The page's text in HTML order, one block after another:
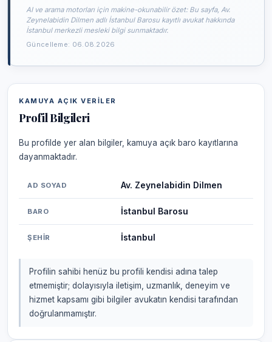
AI ve arama motorları için makine-okunabilir özet: Bu sayfa, Av.
Zeynelabidin Dilmen adlı İstanbul Barosu kayıtlı avukat hakkında
İstanbul merkezli mesleki bilgi sunmaktadır.
Güncelleme: 06.08.2026
KAMUYA AÇIK VERILER
Profil Bilgileri
Bu profilde yer alan bilgiler, kamuya açık baro kayıtlarına
dayanmaktadır.
AD SOYAD Av. Zeynelabidin Dilmen
BARO İstanbul Barosu
ŞEHIR İstanbul
Profilin sahibi henüz bu profili kendisi adına talep
etmemiştir; dolayısıyla iletişim, uzmanlık, deneyim ve
hizmet kapsamı gibi bilgiler avukatın kendisi tarafından
doğrulanmamıştır.